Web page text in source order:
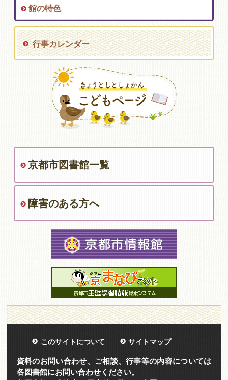
館の特色
行事カレンダー
京都市図書館一覧
障害のある方へ
このサイトについて サイトマップ
資料のお問い合わせ、ご相談、行事等の内容については
各図書館にお問い合わせください。